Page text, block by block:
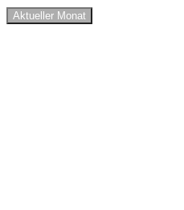
Aktueller Monat